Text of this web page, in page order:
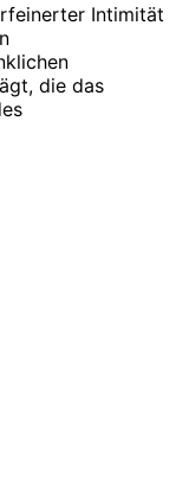
Intimität
die das